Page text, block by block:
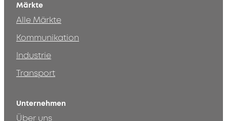
Märkte
Alle Märkte
Kommunikation
Industrie
Transport
Unternehmen
Über uns